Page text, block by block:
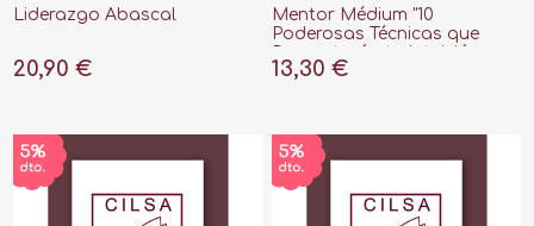
Liderazgo Abascal
20,90 €
Mentor Médium "10
Poderosas Técnicas que
Divina"
13,30 €